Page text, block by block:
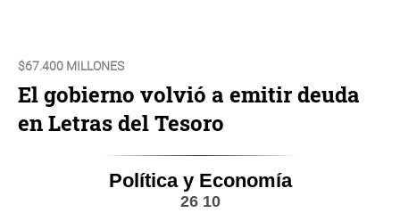
$67.400 MILLONES
El gobierno volvió a emitir deuda
en Letras del Tesoro
Política y Economía
26 10